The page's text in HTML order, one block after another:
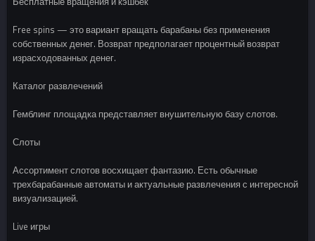
Free spins — это вариант вращать барабаны без применения
собственных денег. Возврат предполагает процентный возврат
израсходованных денег.
Каталог развлечений
Гемблинг площадка представляет внушительную базу слотов.
Слоты
Ассортимент слотов восхищает фантазию. Есть обычные
трехбарабанные автоматы и актуальные развлечения с интересной
визуализацией.
Live игры